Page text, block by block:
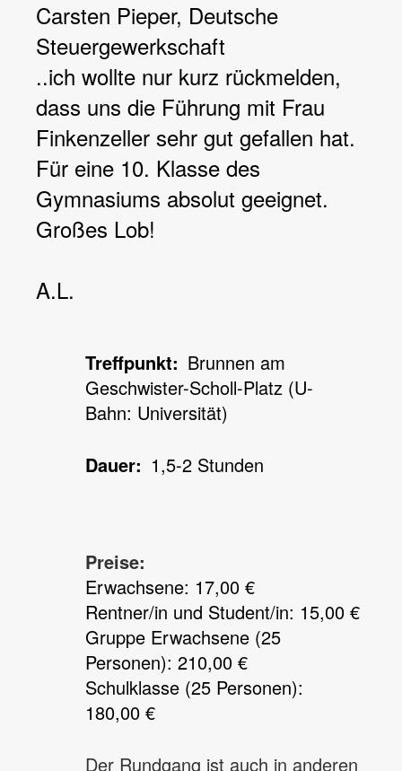
Carsten Pieper, Deutsche
Steuergewerkschaft
..ich wollte nur kurz rückmelden,
dass uns die Führung mit Frau
Finkenzeller sehr gut gefallen hat.
Für eine 10. Klasse des
Gymnasiums absolut geeignet.
Großes Lob!
A.L.
Treffpunkt
Brunnen am
Geschwister-Scholl-Platz (U-
Bahn: Universität)
Dauer
1,5-2 Stunden
Preise:
Erwachsene: 17,00 €
Rentner/in und Student/in: 15,00 €
Gruppe Erwachsene (25
Personen): 210,00 €
Schulklasse (25 Personen):
180,00 €
Der Rundgang ist auch in anderen